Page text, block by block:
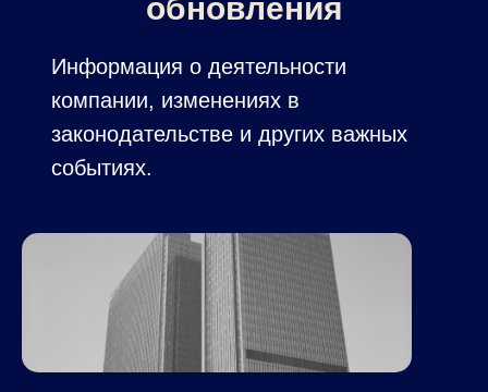
обновления
Информация о деятельности
компании, изменениях в
законодательстве и других важных
событиях.